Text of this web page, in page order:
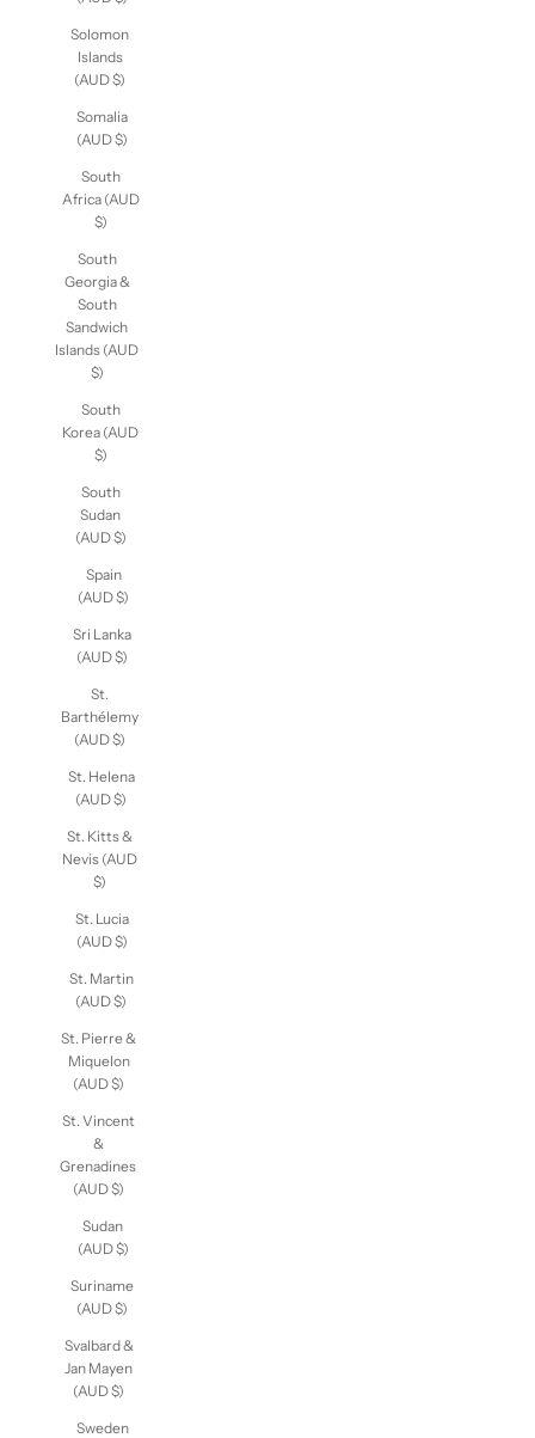
Solomon
Islands
(AUD $)
Somalia
(AUD $)
South
Africa (AUD
$)
South
Georgia &
South
Sandwich
Islands (AUD
$)
South
Korea (AUD
$)
South
Sudan
(AUD $)
Spain
(AUD $)
Sri Lanka
(AUD $)
St.
Barthélemy
(AUD $)
St. Helena
(AUD $)
St. Kitts &
Nevis (AUD
$)
St. Lucia
(AUD $)
St. Martin
(AUD $)
St. Pierre &
Miquelon
(AUD $)
St. Vincent
&
Grenadines
(AUD $)
Sudan
(AUD $)
Suriname
(AUD $)
Svalbard &
Jan Mayen
(AUD $)
Sweden